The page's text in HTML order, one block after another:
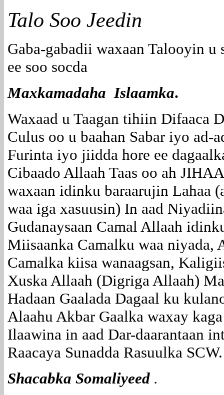
Talo Soo Jeedin
Gaba-gabadii waxaan Talooyin u
ee soo socda
Maxkamadaha Islaamka.
Waxaad u Taagan tihiin Difaaca
Culus oo u baahan Sabar iyo ad-
Furinta iyo jiidda hore ee
Cibaado Allaah Taas oo ah
waxaan idinku baraarujin Lahaa
waa iga xasuusin) In aad
Gudanaysaan Camal Allaah
Miisaanka Camalku waa niyada,
Camalka kiisa wanaagsan,
Xuska Allaah (Digriga Allaah)
Hadaan Gaalada Dagaal ku
Alaahu Akbar Gaalka waxay
Ilaawina in aad Dar-daarantaan
Raacaya Sunadda Rasuulka SCW.
Shacabka Somaliyeed .